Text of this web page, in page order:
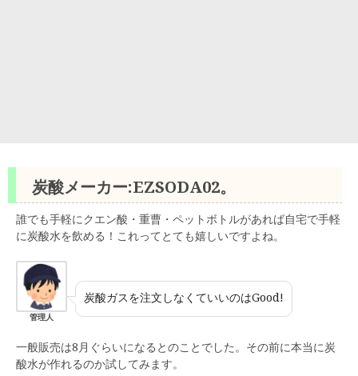
炭酸メーカー:EZSODA02。
誰でも手軽にクエン酸・重曹・ペットボトルがあれば自宅で手軽
に炭酸水を飲める！これってとても嬉しいですよね。
管理人
炭酸ガスを注文しなくていいのはGood!
一般販売は8月ぐらいになるとのことでした。その前に本当に炭
酸水が作れるのか試してみます。